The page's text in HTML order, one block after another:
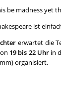
be madness yet
ist
erwartet die
19 bis 22 Uhrin
organisiert.